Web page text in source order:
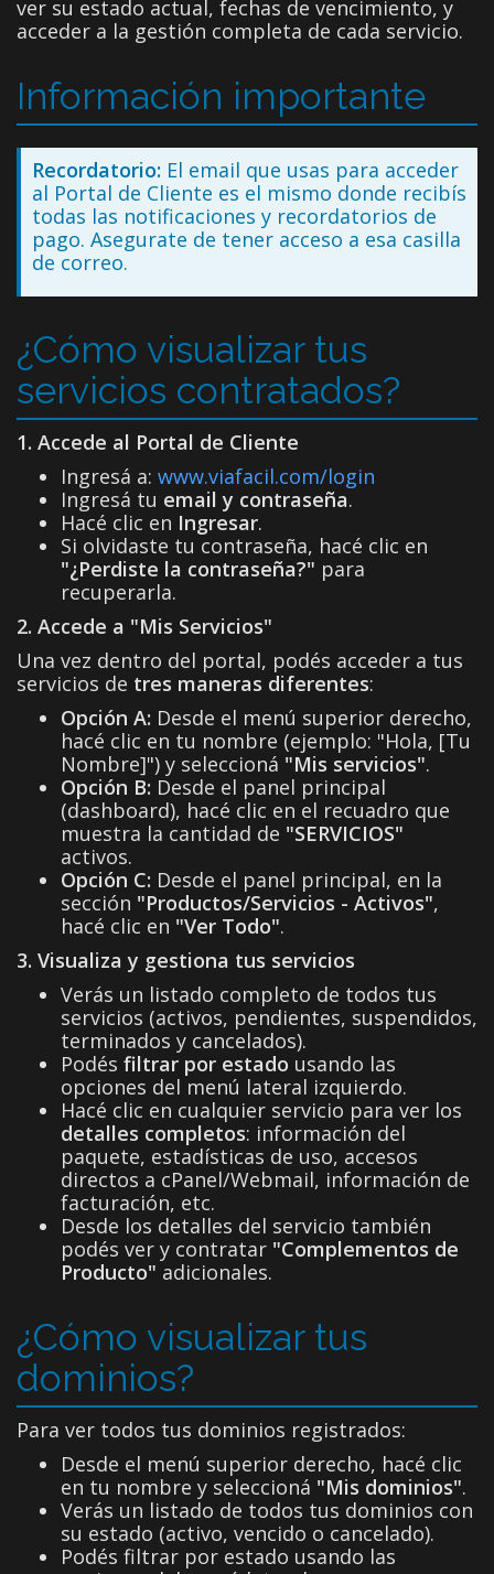
ver su estado actual, fechas de vencimiento, y
acceder a la gestión completa de cada servicio.
Información importante
Recordatorio: El email que usas para acceder
al Portal de Cliente es el mismo donde recibís
todas las notificaciones y recordatorios de
pago. Asegurate de tener acceso a esa casilla
de correo.
¿Cómo visualizar tus
servicios contratados?
1. Accede al Portal de Cliente
Ingresá a: www.viafacil.com/login
Ingresá tu email y contraseña.
Hacé clic en Ingresar.
Si olvidaste tu contraseña, hacé clic en
"¿Perdiste la contraseña?" para
recuperarla.
2. Accede a "Mis Servicios"
Una vez dentro del portal, podés acceder a tus
servicios de tres maneras diferentes:
Opción A: Desde el menú superior derecho,
hacé clic en tu nombre (ejemplo: "Hola, [Tu
Nombre]") y seleccioná "Mis servicios".
Opción B: Desde el panel principal
(dashboard), hacé clic en el recuadro que
muestra la cantidad de "SERVICIOS"
activos.
Opción C: Desde el panel principal, en la
sección "Productos/Servicios - Activos",
hacé clic en "Ver Todo".
3. Visualiza y gestiona tus servicios
Verás un listado completo de todos tus
servicios (activos, pendientes, suspendidos,
terminados y cancelados).
Podés filtrar por estado usando las
opciones del menú lateral izquierdo.
Hacé clic en cualquier servicio para ver los
detalles completos: información del
paquete, estadísticas de uso, accesos
directos a cPanel/Webmail, información de
facturación, etc.
Desde los detalles del servicio también
podés ver y contratar "Complementos de
Producto" adicionales.
¿Cómo visualizar tus
dominios?
Para ver todos tus dominios registrados:
Desde el menú superior derecho, hacé clic
en tu nombre y seleccioná "Mis dominios".
Verás un listado de todos tus dominios con
su estado (activo, vencido o cancelado).
Podés filtrar por estado usando las